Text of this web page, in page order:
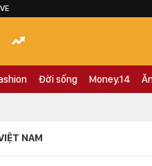
Đời sống Money.14
VIỆT NAM